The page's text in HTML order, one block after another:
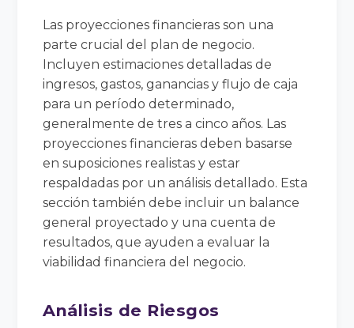
Las proyecciones financieras son una
parte crucial del plan de negocio.
Incluyen estimaciones detalladas de
ingresos, gastos, ganancias y flujo de caja
para un período determinado,
generalmente de tres a cinco años. Las
proyecciones financieras deben basarse
en suposiciones realistas y estar
respaldadas por un análisis detallado. Esta
sección también debe incluir un balance
general proyectado y una cuenta de
resultados, que ayuden a evaluar la
viabilidad financiera del negocio.
Análisis de Riesgos